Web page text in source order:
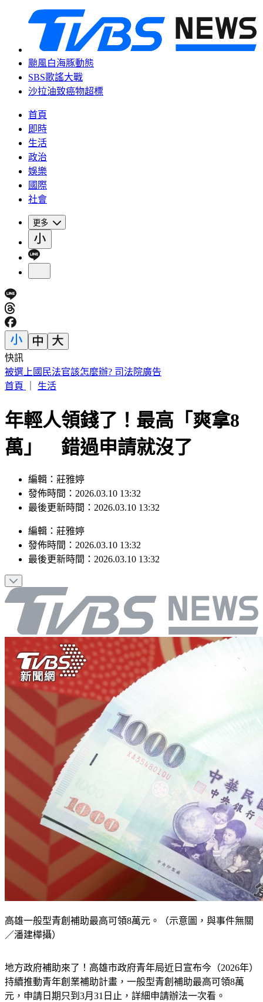
颱風白海豚動態
SBS歌謠大戰
沙拉油致癌物超標
首頁
即時
生活
政治
娛樂
國際
社會
更多
快訊
剛接手2天閃辭董座！宏碁發重訊曝：發現兆基屋管內部管理
缺失
年輕人領錢了！最高「爽拿8
萬」 錯過申請就沒了
編輯：莊雅婷
發佈時間：2026.03.10 13:32
編輯：莊雅婷
發佈時間：2026.03.10 13:32
高雄一般型青創補助最高可領8萬元。（示意圖，與事件無關
地方政府補助來了！高雄市政府青年局近日宣布今（2026年）
持續推動青年創業補助計畫，一般型青創補助最高可領8萬